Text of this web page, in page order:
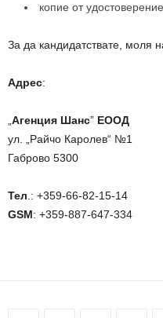
копие от
За да кандидатствате, моля
Адрес:
„Агенция Шанс” ЕООД
ул. „Райчо Каролев“ №1
Габрово 5300
Тел.: +359-66-82-15-14
GSM: +359-887-647-334